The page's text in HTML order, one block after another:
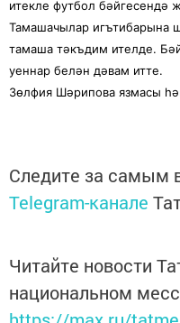
итекле футбол бәйгесендә
Тамашачылар игътибарына
тамаша тәкъдим ителде.
уеннар белән дәвам итте.
Зөлфия Шәрипова язмасы
Следите за самым
Telegram-канале
Читайте новости
национальном